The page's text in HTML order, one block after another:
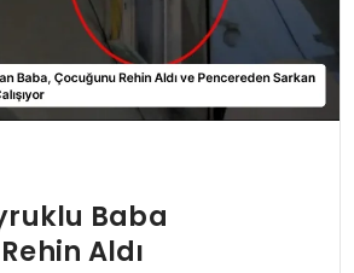
Baba
Aldı